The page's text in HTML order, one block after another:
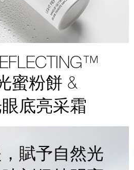
蜜粉餅 &
底亮采霜
賦予自然光